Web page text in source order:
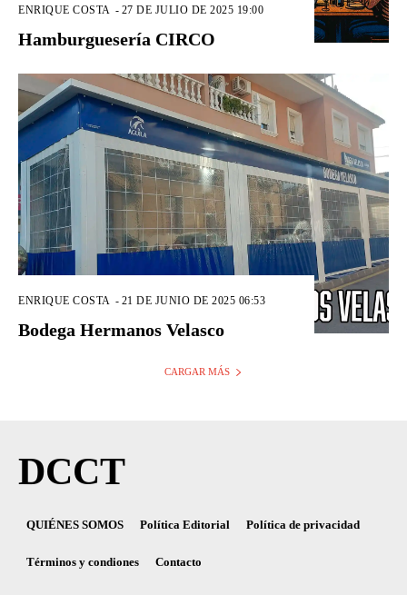
ENRIQUE COSTA - 27 DE JULIO DE 2025 19:00
Hamburguesería CIRCO
ENRIQUE COSTA - 21 DE JUNIO DE 2025 06:53
Bodega Hermanos Velasco
CARGAR MÁS
DCCT
QUIÉNES SOMOS Política Editorial Política de privacidad
Términos y condiones Contacto